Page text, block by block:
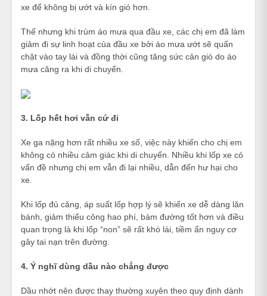
xe để không bị ướt và kín gió hơn.
Thế nhưng khi trùm áo mưa qua đầu xe, các chị em đã làm
giảm đi sự linh hoạt của đầu xe bởi áo mưa ướt sẽ quấn
chặt vào tay lái và đồng thời cũng tăng sức cản gió do áo
mưa căng ra khi di chuyển.
3. Lốp hết hơi vẫn cứ đi
Xe ga nặng hơn rất nhiều xe số, việc này khiến cho chị em
không có nhiều cảm giác khi di chuyển. Nhiều khi lốp xe có
vấn đề nhưng chị em vẫn đi lại nhiều, dẫn đến hư hại cho
xe.
Khi lốp đủ căng, áp suất lốp hợp lý sẽ khiến xe dễ dàng lăn
bánh, giảm thiểu công hao phí, bám đường tốt hơn và điều
quan trọng là khi lốp “non” sẽ rất khó lái, tiềm ẩn nguy cơ
gây tai nạn trên đường.
4. Ý nghĩ dùng dầu nào chẳng được
Dầu nhớt nên được thay thường xuyên theo quy định dành